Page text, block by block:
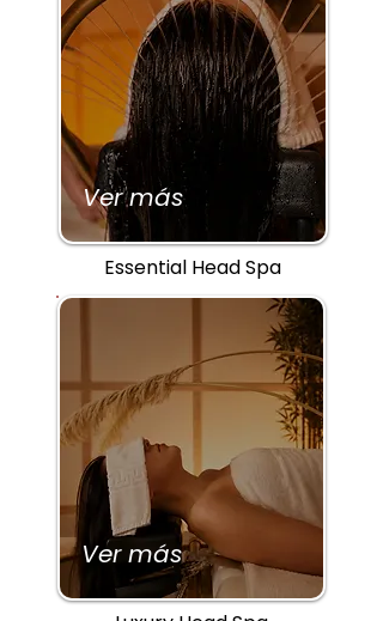
Ver más
Essential Head Spa
Ver más